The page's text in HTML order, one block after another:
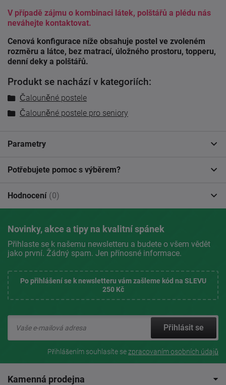
V případě zájmu o kombinaci látek, polštářů a plédu nás
neváhejte kontaktovat.
Cenová konfigurace níže obsahuje postel ve zvoleném
rozměru a látce, bez matrací, úložného prostoru, topperu,
denní deky a polštářů.
Produkt se nachází v kategoriích:
Čalouněné postele
Čalouněné postele pro seniory
Parametry
Potřebujete pomoc s výběrem?
Hodnocení (0)
Novinky, akce a tipy na kvalitní spánek
Přihlaste se k našemu newsletteru a budete o všem vědět
jako první. Žádný spam. Jen přínosné informace.
Po přihlášení se k newsletteru vám zašleme kód na SLEVU
250 Kč
Přihlásit se
Přihlášením souhlasíte sezpracovaním osobních údajů
Kamenná prodejna